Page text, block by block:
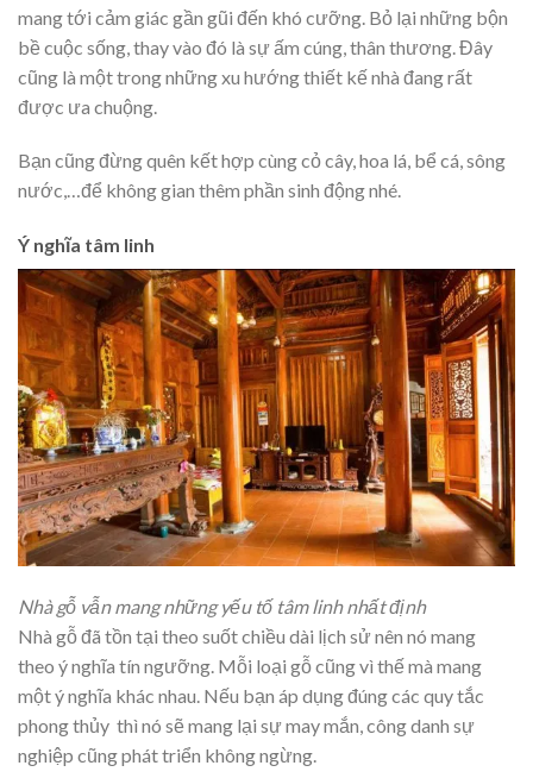
mang tới cảm giác gần gũi đến khó cưỡng. Bỏ lại những bộn
bề cuộc sống, thay vào đó là sự ấm cúng, thân thương. Đây
cũng là một trong những xu hướng thiết kế nhà đang rất
được ưa chuộng.
Bạn cũng đừng quên kết hợp cùng cỏ cây, hoa lá, bể cá, sông
nước,…để không gian thêm phần sinh động nhé.
Ý nghĩa tâm linh
Nhà gỗ vẫn mang những yếu tố tâm linh nhất định
Nhà gỗ đã tồn tại theo suốt chiều dài lịch sử nên nó mang
theo ý nghĩa tín ngưỡng. Mỗi loại gỗ cũng vì thế mà mang
một ý nghĩa khác nhau. Nếu bạn áp dụng đúng các quy tắc
phong thủy thì nó sẽ mang lại sự may mắn, công danh sự
nghiệp cũng phát triển không ngừng.